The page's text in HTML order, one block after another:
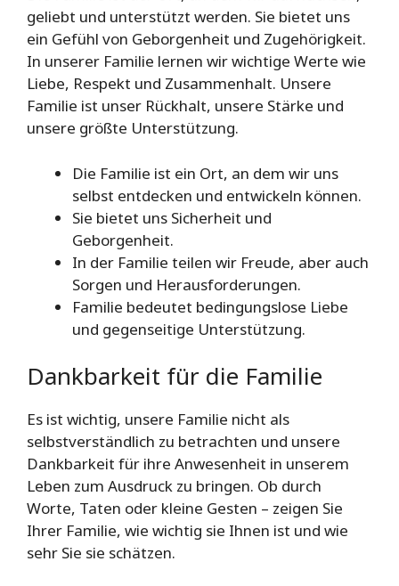
geliebt und unterstützt werden. Sie bietet uns
ein Gefühl von Geborgenheit und Zugehörigkeit.
In unserer Familie lernen wir wichtige Werte wie
Liebe, Respekt und Zusammenhalt. Unsere
Familie ist unser Rückhalt, unsere Stärke und
unsere größte Unterstützung.
Die Familie ist ein Ort, an dem wir uns
selbst entdecken und entwickeln können.
Sie bietet uns Sicherheit und
Geborgenheit.
In der Familie teilen wir Freude, aber auch
Sorgen und Herausforderungen.
Familie bedeutet bedingungslose Liebe
und gegenseitige Unterstützung.
Dankbarkeit für die Familie
Es ist wichtig, unsere Familie nicht als
selbstverständlich zu betrachten und unsere
Dankbarkeit für ihre Anwesenheit in unserem
Leben zum Ausdruck zu bringen. Ob durch
Worte, Taten oder kleine Gesten – zeigen Sie
Ihrer Familie, wie wichtig sie Ihnen ist und wie
sehr Sie sie schätzen.